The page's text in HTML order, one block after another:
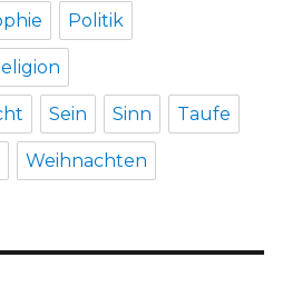
Politik
Sein Sinn Taufe
Weihnachten